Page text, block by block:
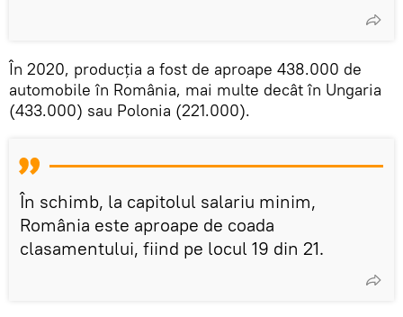
În 2020, producția a fost de aproape 438.000 de
automobile în România, mai multe decât în Ungaria
(433.000) sau Polonia (221.000).
În schimb, la capitolul salariu minim,
România este aproape de coada
clasamentului, fiind pe locul 19 din 21.